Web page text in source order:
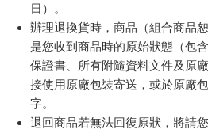
退換貨須知：
**提醒您，鑑賞期不等於試用期，退
依據「消費者保護法」第19條及
「通訊交易解除權合理例外情事
後，除商品本身有瑕疵外，將不
易於腐敗、保存期限較短或
鮮食品）